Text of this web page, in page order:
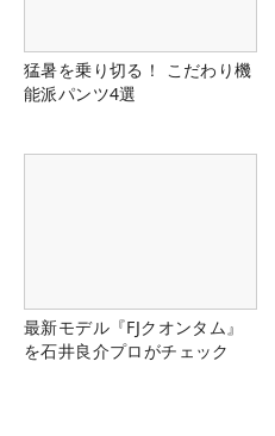
猛暑を乗り切る！ こだわり機
能派パンツ4選
最新モデル『FJクオンタム』
を石井良介プロがチェック